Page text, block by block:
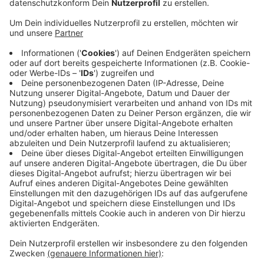
erreichen.
Veröffentlicht:Donnerstag, 20.10.2022 14:42
Anzeige
Auf 500 Quadratmetern ziehen unter anderem dann die
Verkehrsleitung, der Gepäckdienst aber auch die
Bundespolizei ein – in Summe entstehen hier 24
Arbeitsplätze für interne und externe Mitarbeiter. Sie
sollen von dort aus alle Prozesse zum Flugbetrieb, zu
den Passagieren und zur Fracht steuern und
überwachen. Erste Testläufe sind ab Dezember
geplant. Der Betrieb startet – zunächst parallel zum
Regelbetrieb - voraussichtlich im Februar.